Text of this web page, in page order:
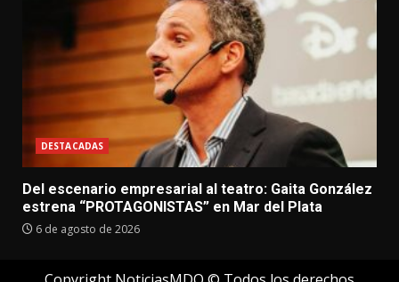
DESTACADAS
Del escenario empresarial al teatro: Gaita González
estrena “PROTAGONISTAS” en Mar del Plata
6 de agosto de 2026